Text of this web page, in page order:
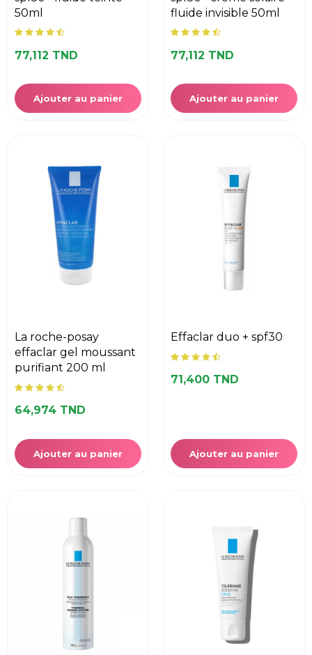
50ml
77,112 TND
Ajouter au panier
fluide invisible 50ml
77,112 TND
Ajouter au panier
la roche-posay
effaclar gel moussant
purifiant 200 ml
64,974 TND
Ajouter au panier
effaclar duo + spf30
71,400 TND
Ajouter au panier